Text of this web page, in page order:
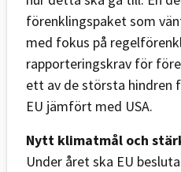
förenklingspaket som
med fokus på
rapporteringskrav för
ett av de största
EU jämfört med USA.
Nytt klimatmål och
Under året ska EU